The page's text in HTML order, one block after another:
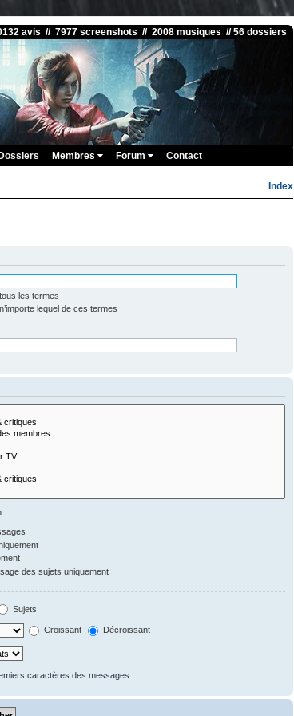
avis // 7977 screenshots // 2008 musiques // 56 dossiers
Dossiers Membres Forum Contact
Index
les termes
lequel de ces termes
des sujets uniquement
Sujets
Croissant Décroissant
caractères des messages